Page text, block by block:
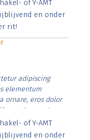
posuere.
of Y-AMT
en onder
rit!
adipiscing
elementum
ornare, eros dolor
vitae erat.
id rutrum lorem
posuere.
of Y-AMT
en onder